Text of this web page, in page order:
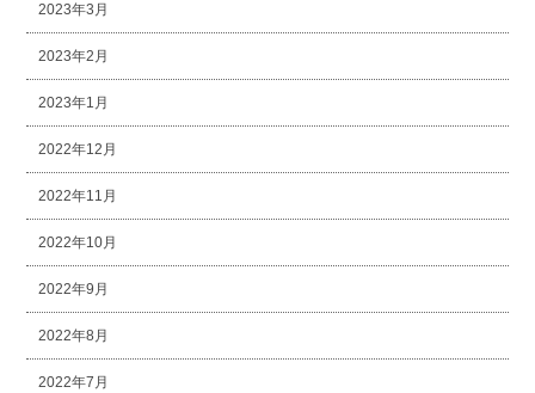
2023年3月
2023年2月
2023年1月
2022年12月
2022年11月
2022年10月
2022年9月
2022年8月
2022年7月